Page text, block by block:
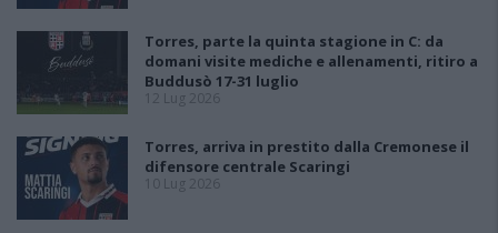
Torres, parte la quinta stagione in C: da
domani visite mediche e allenamenti, ritiro a
Buddusò 17-31 luglio
12 Lug 2026
Torres, arriva in prestito dalla Cremonese il
difensore centrale Scaringi
10 Lug 2026